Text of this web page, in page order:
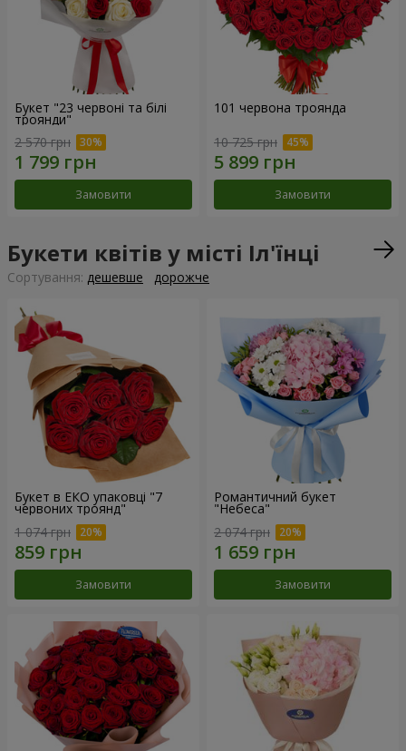
Букет "23 червоні та білі
троянди"
2 570 грн
Замовити
101 червона троянда
10 725 грн
Замовити
Букети квітів у місті Іл'їнці
Сортування: дешевше дорожче
Букет в ЕКО упаковці "7
червоних троянд"
1 074 грн
Замовити
Романтичний букет
"Небеса"
2 074 грн
Замовити